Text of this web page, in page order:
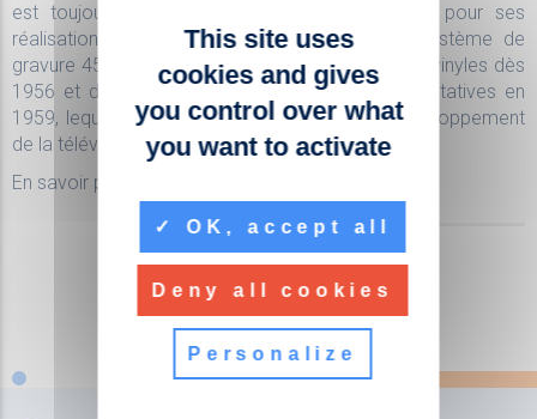
est toujours reconnue par le marché mondial pour ses
réalisations, y compris le développement du système de
gravure 45-45 stéréo utilisé par tous les disques vinyles dès
1956 et du premier magnétoscope à 2 têtes rotatives en
1959, lequel fut le véritable déclencheur du développement
de la télévision.
En savoir plus sur
This site uses
cookies and gives
you control over what
you want to activate
OK, accept all
Deny all cookies
Personalize